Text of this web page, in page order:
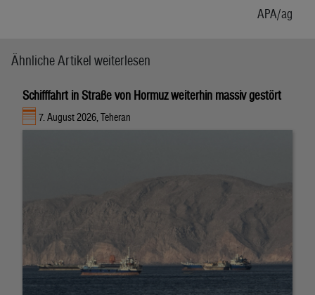
APA/ag
Ähnliche Artikel weiterlesen
Schifffahrt in Straße von Hormuz weiterhin massiv gestört
7. August 2026, Teheran